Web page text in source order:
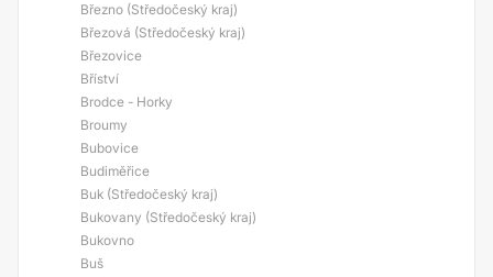
Březno (Středočeský kraj)
Březová (Středočeský kraj)
Březovice
Bříství
Brodce - Horky
Broumy
Bubovice
Budiměřice
Buk (Středočeský kraj)
Bukovany (Středočeský kraj)
Bukovno
Buš